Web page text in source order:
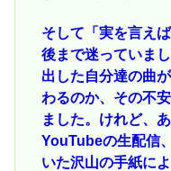
そして「実を言え
後まで迷っていま
出した自分達の曲
わるのか、その不
ました。けれど、
YouTubeの生配信
いた沢山の手紙に